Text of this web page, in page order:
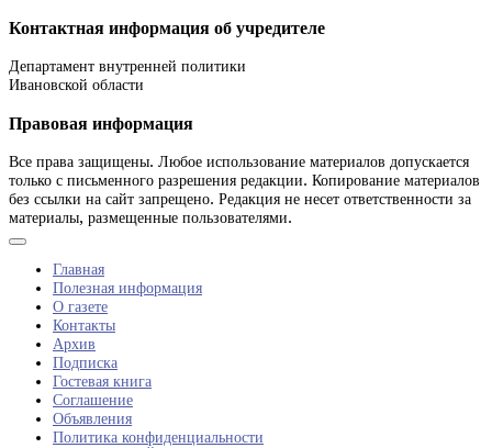
Контактная информация об учредителе
Департамент внутренней политики
Ивановской области
Правовая информация
Все права защищены. Любое использование материалов допускается
только с письменного разрешения редакции. Копирование материалов
без ссылки на сайт запрещено. Редакция не несет ответственности за
материалы, размещенные пользователями.
Главная
Полезная информация
О газете
Контакты
Архив
Подписка
Гостевая книга
Соглашение
Объявления
Политика конфиденциальности